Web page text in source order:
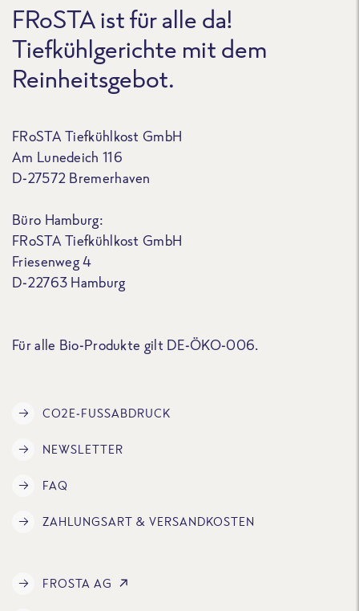
FRoSTA ist für alle da!
Tiefkühlgerichte mit dem
Reinheitsgebot.
FRoSTA Tiefkühlkost GmbH
Am Lunedeich 116
D-27572 Bremerhaven
Büro Hamburg:
FRoSTA Tiefkühlkost GmbH
Friesenweg 4
D-22763 Hamburg
Für alle Bio-Produkte gilt DE-ÖKO-006.
CO2E-FUSSABDRUCK
NEWSLETTER
FAQ
ZAHLUNGSART & VERSANDKOSTEN
FROSTA AG